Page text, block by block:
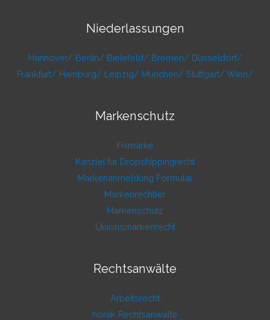
Niederlassungen
Hannover/ Berlin/ Bielefeld/ Bremen/ Düsseldorf/
Frankfurt/ Hamburg/ Leipzig/ München/ Stuttgart/ Wien/
Markenschutz
Fixmarke
Kanzlei für Dropshippingrecht
Markenanmeldung Formular
Markenrechtler
Markenschutz
Unionsmarkenrecht
Rechtsanwälte
Arbeitsrecht
horak Rechtsanwälte